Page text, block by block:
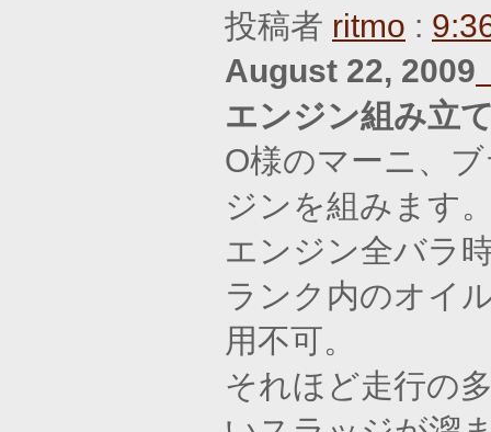
投稿者 ritmo :
August 22, 2009
エンジン組み立
O様のマーニ、
ジンを組みます
エンジン全バラ
ランク内のオイ
用不可。
それほど走行の